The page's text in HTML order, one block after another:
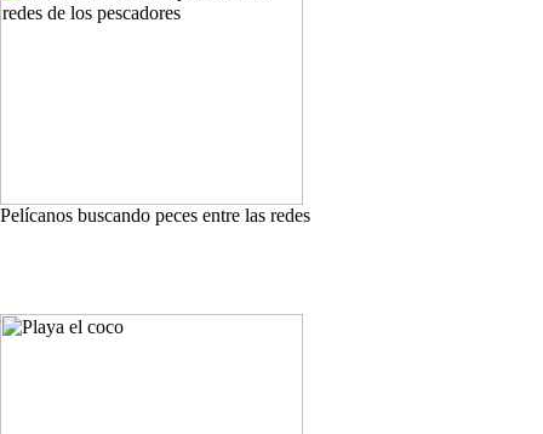
Pelícanos buscando peces entre las redes